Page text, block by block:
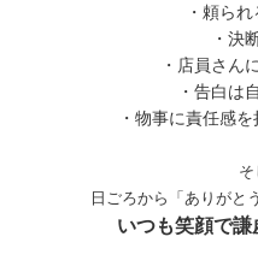
・頼ら
・決
・店員さん
・告白は
・物事に責任感
日ごろから「ありがと
いつも笑顔で謙